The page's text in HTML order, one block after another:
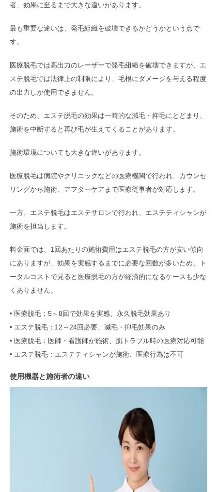
者、効果に至るまで大きな違いがあります。
最も重要な違いは、発毛組織を破壊できるかどうかという点で
す。
医療脱毛では高出力のレーザーで発毛組織を破壊できますが、エ
ステ脱毛では法律上の制限により、毛根にダメージを与える程度
の出力しか使用できません。
そのため、エステ脱毛の効果は一時的な減毛・抑毛にとどまり、
施術を中断すると再び毛が生えてくることがあります。
施術環境についても大きな違いがあります。
医療脱毛は病院やクリニックなどの医療機関で行われ、カウンセ
リングから施術、アフターケアまで医療従事者が対応します。
一方、エステ脱毛はエステサロンで行われ、エステティシャンが
施術を担当します。
料金面では、1回あたりの施術費用はエステ脱毛の方が安い傾向
にありますが、効果を実感するまでに必要な回数が多いため、ト
ータルコストで見ると医療脱毛の方が経済的になるケースも少な
くありません。
• 医療脱毛：5～8回で効果を実感、永久脱毛効果あり
• エステ脱毛：12～24回必要、減毛・抑毛効果のみ
• 医療脱毛：医師・看護師が施術、肌トラブル時の医療対応可能
• エステ脱毛：エステティシャンが施術、医療行為は不可
使用機器と施術者の違い